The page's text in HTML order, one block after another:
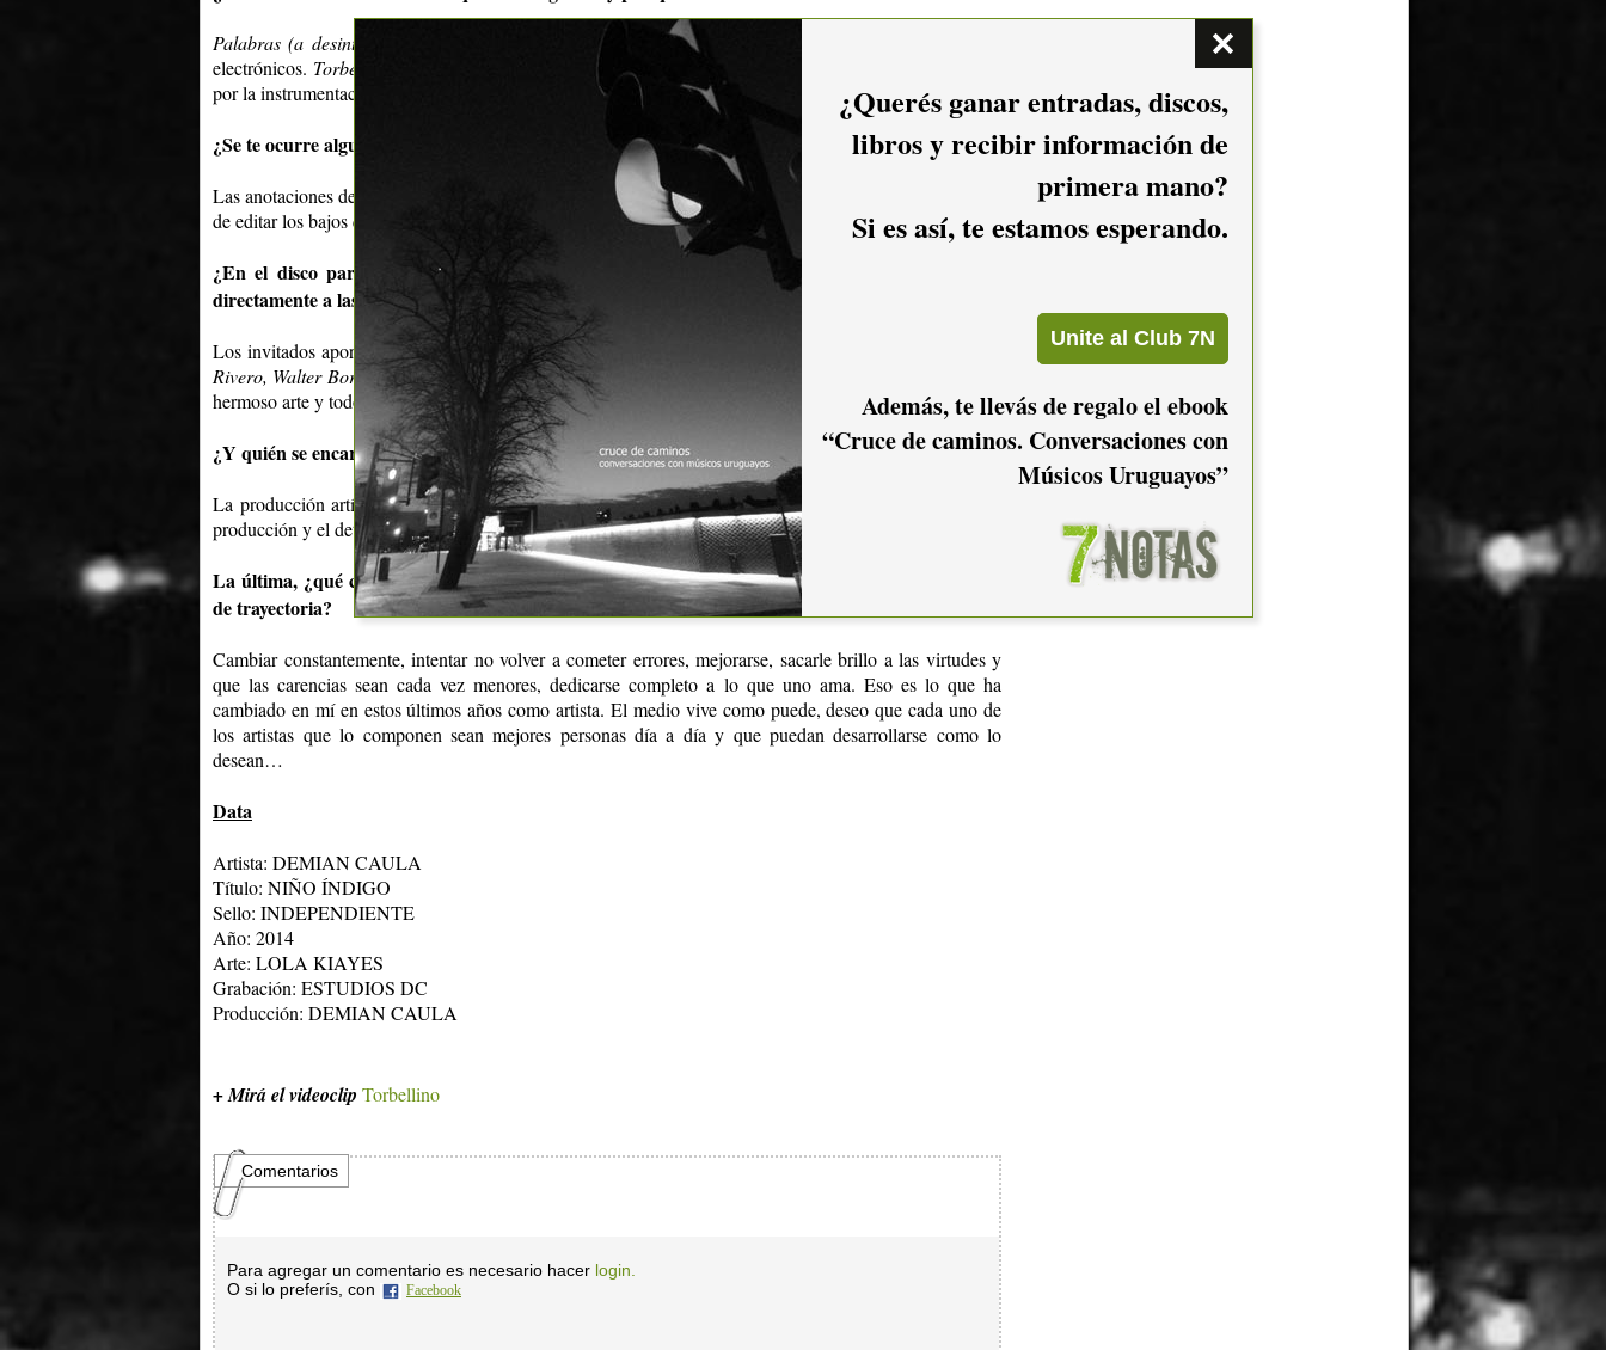
Palabras (a desintoxicar)
por ser la más representativa del disco en cuanto a esos mundos acústico-
electrónicos. Torbellino por ser la canción más pop estribillera que el disco contiene. Y
por la instrumentación y sonoridad lograda. Estas 3 canciones fueron elegidas como cortes de difusión.
¿Se te ocurre alguna anécdota sucedida durante el proceso de grabación?
Las anotaciones de bajo del
maravillosos escritos dejados en mi poder a la hora
de editar los bajos que en algún momento merecen ser publicados por su alto contenido humorístico…
¿En el disco participan distintos músicos invitados? ¿Qué cosas fundamentales han aportado
directamente a las canciones?
Los invitados aportan a las canciones lo que uno no puede hacer, eso es enriquecimiento puro;
Rivero, Walter Bordoni, Juan Chaín, Papina de Palma, Damian Gularte, los D-Cima, Lola Kiayes
hermoso arte y todo los que participaron del disco dieron lo mejor de sí y les estoy muy agradecido.
¿Y quién se encargó de la producción musical y qué elementos esenciales aportó?
La producción artística es un mundo fascinante que me enriquece como artista todo el tiempo, amo la
producción y el detalle y el perfeccionismo son claves.
La última, ¿qué cosas creés que han cambiado en su música y en el medio musical en estos años
de trayectoria?
Cambiar constantemente, intentar no volver a cometer errores, mejorarse, sacarle brillo a las virtudes y
que las carencias sean cada vez menores, dedicarse completo a lo que uno ama. Eso es lo que ha
cambiado en mí en estos últimos años como artista. El medio vive como puede, deseo que cada uno de
los artistas que lo componen sean mejores personas día a día y que puedan desarrollarse como lo
desean…
Data
Artista: DEMIAN CAULA
Título: NIÑO ÍNDIGO
Sello: INDEPENDIENTE
Año: 2014
Arte: LOLA KIAYES
Grabación: ESTUDIOS DC
Producción: DEMIAN CAULA
+ Mirá el videoclip Torbellino
Comentarios
Para agregar un comentario es necesario hacer login.
O si lo preferís, con
Facebook
¿Querés ganar entradas, discos,
libros y recibir información de
primera mano?
Si es así, te estamos esperando.
Además, te llevás de regalo el ebook
“Cruce de caminos. Conversaciones con
Músicos Uruguayos”